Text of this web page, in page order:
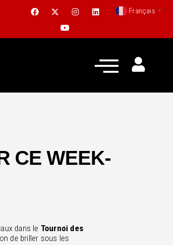
Français ▼
CE WEEK-
dans le Tournoi des
de briller sous les